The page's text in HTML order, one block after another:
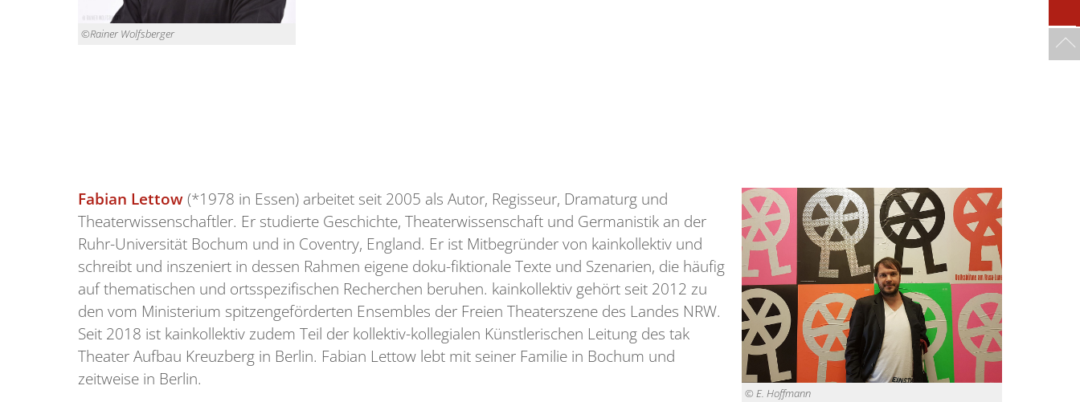
©Rainer Wolfsberger
© E. Hoffmann
Fabian Lettow(*1978 in Essen) arbeitet seit 2005 als Autor, Regisseur, Dramaturg und
Theaterwissenschaftler. Er studierte Geschichte, Theaterwissenschaft und Germanistik an der
Ruhr-Universität Bochum und in Coventry, England. Er ist Mitbegründer von kainkollektiv und
schreibt und inszeniert in dessen Rahmen eigene doku-fiktionale Texte und Szenarien, die häufig
auf thematischen und ortsspezifischen Recherchen beruhen. kainkollektiv gehört seit 2012 zu
den vom Ministerium spitzengeförderten Ensembles der Freien Theaterszene des Landes NRW.
Seit 2018 ist kainkollektiv zudem Teil der kollektiv-kollegialen Künstlerischen Leitung des tak
Theater Aufbau Kreuzberg in Berlin. Fabian Lettow lebt mit seiner Familie in Bochum und
zeitweise in Berlin.